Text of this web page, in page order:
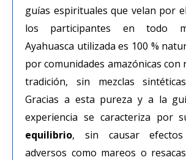
guías espirituales que velan por
los participantes en todo
Ayahuasca utilizada es 100 %
por comunidades amazónicas
tradición, sin mezclas
Gracias a esta pureza y a la
experiencia se caracteriza por
equilibrio, sin causar efectos
adversos como mareos o